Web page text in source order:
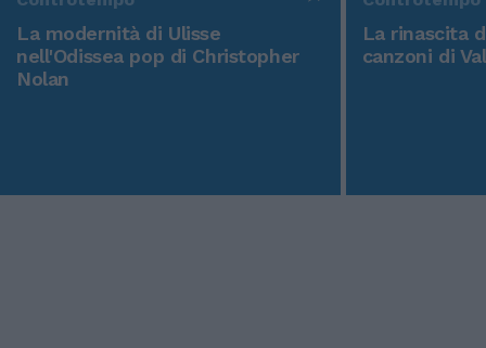
La modernità di Ulisse
nell'Odissea pop di Christopher
Nolan
La rinascita
canzoni di